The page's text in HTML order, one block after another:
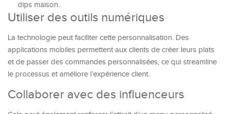
dips maison.
Utiliser des outils numériques
La technologie peut faciliter cette personnalisation. Des
applications mobiles permettent aux clients de créer leurs plats
et de passer des commandes personnalisées, ce qui streamline
le processus et améliore l’expérience client.
Collaborer avec des influenceurs